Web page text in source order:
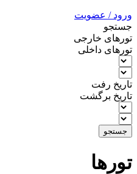
ورود / عضویت
جستجو
تورهای خارجی
تورهای داخلی
تاریخ رفت
تاریخ برگشت
جستجو
تور‌ها